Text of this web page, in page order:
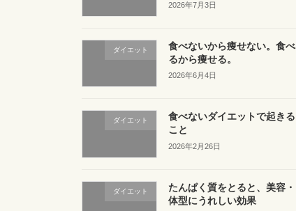
2026年7月3日
ダイエット
食べないから痩せない。食べ
るから痩せる。
2026年6月4日
ダイエット
食べないダイエットで起きる
こと
2026年2月26日
ダイエット
たんぱく質をとると、美容・
体型にうれしい効果